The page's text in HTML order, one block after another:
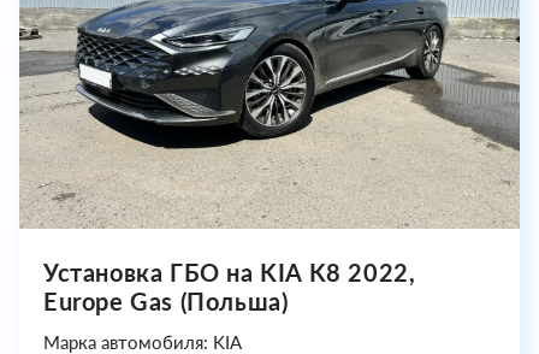
Установка ГБО на KIA K8 2022,
Europe Gas (Польша)
Марка автомобиля: KIA